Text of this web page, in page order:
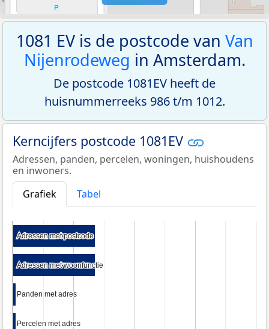
1081 EV is de postcode van Van
Nijenrodeweg in Amsterdam.
De postcode 1081EV heeft de
huisnummerreeks 986 t/m 1012.
Kerncijfers postcode 1081EV
Adressen, panden, percelen, woningen, huishoudens
en inwoners.
Grafiek
Tabel
Adressen met postcode
Adressen met postcode
Adressen met woonfunctie
Adressen met woonfunctie
Panden met adres
Panden met adres
Percelen met adres
Percelen met adres